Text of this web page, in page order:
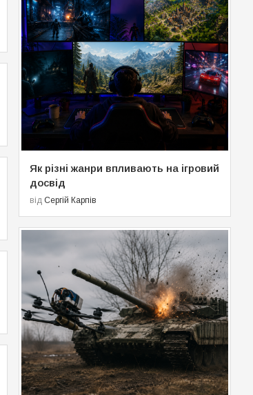
Як різні жанри впливають на ігровий
досвід
від Сергій Карпів